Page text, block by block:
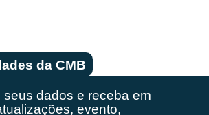
da CMB
seus dados e receba em
evento,